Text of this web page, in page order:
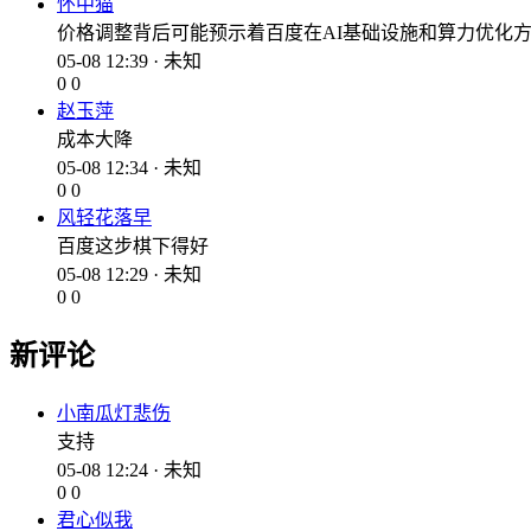
价格调整背后可能预示着百度在AI基础设施和算力优化
05-08 12:39 · 未知
0 0
赵玉萍
成本大降
05-08 12:34 · 未知
0 0
风轻花落早
百度这步棋下得好
05-08 12:29 · 未知
0 0
新评论
小南瓜灯悲伤
支持
05-08 12:24 · 未知
0 0
君心似我